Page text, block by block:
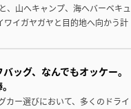
、山へキャンプ、海へバーベキュ
イガヤガヤと目的地へ向かう計
ッグ、なんでもオッケー。
カー選びにおいて、多くのドライ